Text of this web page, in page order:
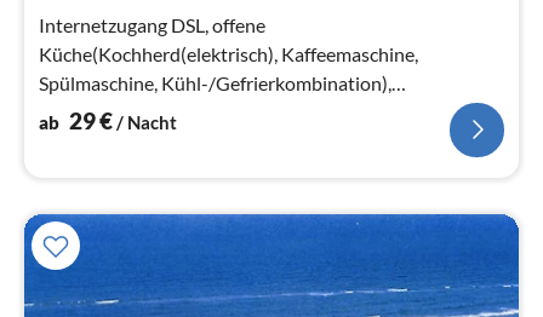
Internetzugang DSL, offene
Küche(Kochherd(elektrisch), Kaffeemaschine,
Spülmaschine, Kühl-/Gefrierkombination),
Wohn-/Schlafzimmer(TV(dänische Fernsehsender))
ab 29€/ Nacht